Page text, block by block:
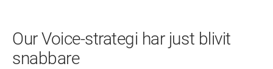
Our Voice-strategi har just blivit
snabbare